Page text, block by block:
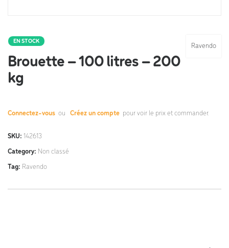
Ravendo
EN STOCK
Brouette – 100 litres – 200
kg
Connectez-vous ou Créez un compte pour voir le prix et commander.
SKU: 142613
Category: Non classé
Tag: Ravendo